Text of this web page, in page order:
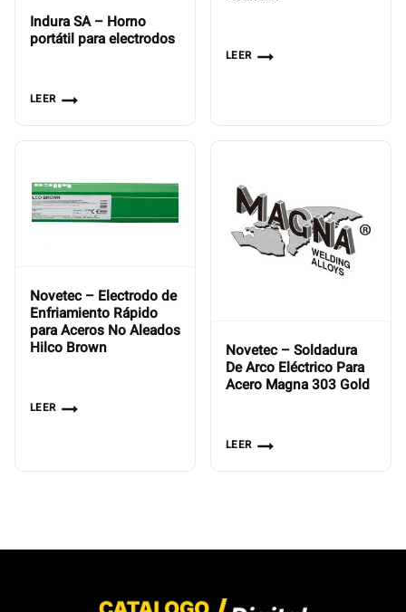
Indura SA – Horno
portátil para electrodos
LEER
LEER
Novetec – Electrodo de
Enfriamiento Rápido
para Aceros No Aleados
Hilco Brown
LEER
Novetec – Soldadura
De Arco Eléctrico Para
Acero Magna 303 Gold
LEER